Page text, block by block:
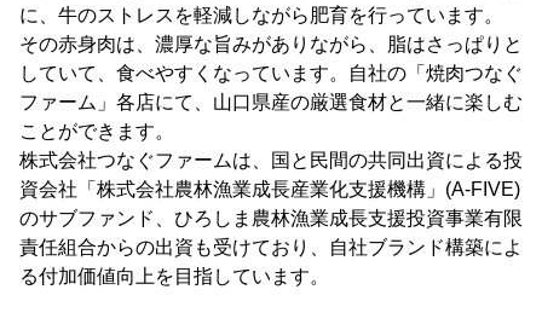
に、牛のストレスを軽減しながら肥育を行っています。
その赤身肉は、濃厚な旨みがありながら、脂はさっぱりと
していて、食べやすくなっています。自社の「焼肉つなぐ
ファーム」各店にて、山口県産の厳選食材と一緒に楽しむ
ことができます。
株式会社つなぐファームは、国と民間の共同出資による投
資会社「株式会社農林漁業成長産業化支援機構」(A-FIVE)
のサブファンド、ひろしま農林漁業成長支援投資事業有限
責任組合からの出資も受けており、自社ブランド構築によ
る付加価値向上を目指しています。